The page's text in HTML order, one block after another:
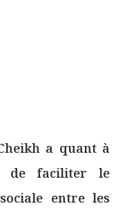
a quant à
de faciliter le
entre les